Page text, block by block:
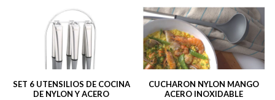
SET 6 UTENSILIOS DE COCINA
DE NYLON Y ACERO
CUCHARON NYLON MANGO
ACERO INOXIDABLE